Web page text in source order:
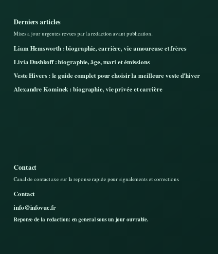
Derniers articles
Mises a jour urgentes revues par la redaction avant publication.
Liam Hemsworth : biographie, carrière, vie amoureuse et frères
Livia Dushkoff : biographie, âge, mari et émissions
Veste Hivers : le guide complet pour choisir la meilleure veste d’hiver
Alexandre Kominek : biographie, vie privée et carrière
Contact
Canal de contact axe sur la reponse rapide pour signalements et corrections.
Contact
info@infovue.fr
Reponse de la redaction: en general sous un jour ouvrable.